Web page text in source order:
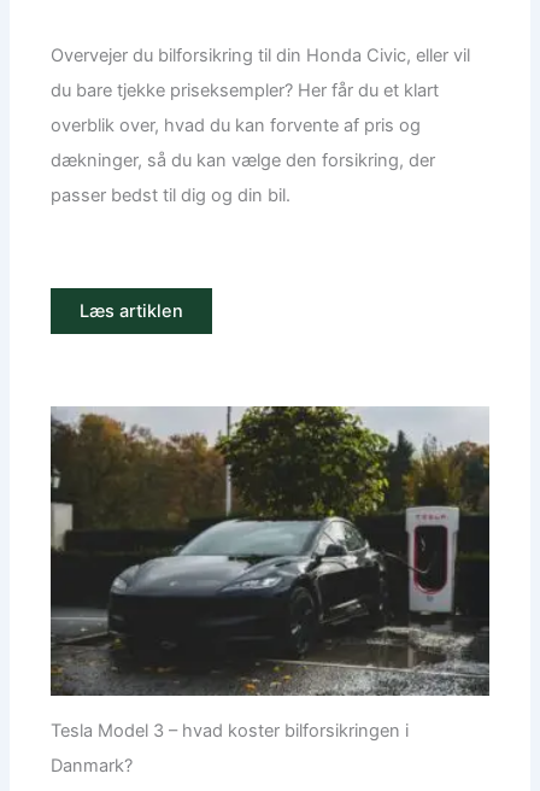
Overvejer du bilforsikring til din Honda Civic, eller vil
du bare tjekke priseksempler? Her får du et klart
overblik over, hvad du kan forvente af pris og
dækninger, så du kan vælge den forsikring, der
passer bedst til dig og din bil.
Læs artiklen
Tesla Model 3 – hvad koster bilforsikringen i
Danmark?